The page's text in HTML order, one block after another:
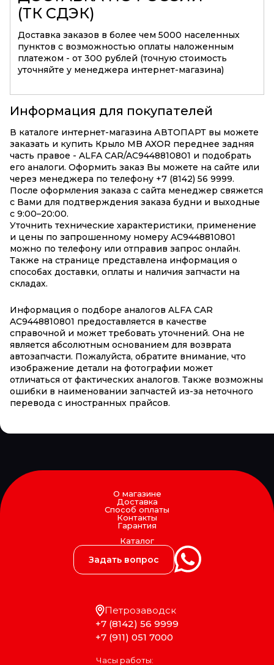
(ТК СДЭК)
Доставка заказов в более чем 5000 населенных
пунктов с возможностью оплаты наложенным
платежом - от 300 рублей (точную стоимость
уточняйте у менеджера интернет-магазина)
Информация для покупателей
В каталоге интернет-магазина АВТОПАРТ вы можете
заказать и купить Крыло MB AXOR переднее задняя
часть правое - ALFA CAR/AC9448810801 и подобрать
его аналоги. Оформить заказ Вы можете на сайте или
через менеджера по телефону +7 (8142) 56 9999.
После оформления заказа с сайта менеджер свяжется
с Вами для подтверждения заказа будни и выходные
с 9:00–20:00.
Уточнить технические характеристики, применение
и цены по запрошенному номеру AC9448810801
можно по телефону или отправив запрос онлайн.
Также на странице представлена информация о
способах доставки, оплаты и наличия запчасти на
складах.
Информация о подборе аналогов ALFA CAR
AC9448810801 предоставляется в качестве
справочной и может требовать уточнений. Она не
является абсолютным основанием для возврата
автозапчасти. Пожалуйста, обратите внимание, что
изображение детали на фотографии может
отличаться от фактических аналогов. Также возможны
ошибки в наименовании запчастей из-за неточного
перевода с иностранных прайсов.
О магазине
Доставка
Способ оплаты
Контакты
Гарантия
Каталог
Петрозаводск
+7 (8142) 56 9999
+7 (911) 051 7000
Часы работы:
Задать вопрос